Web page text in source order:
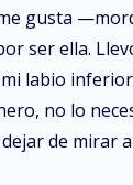
gusta
ser ella.
mi labio
no lo
de mirar